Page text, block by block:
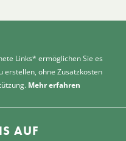
Links* ermöglichen Sie es
erstellen, ohne Zusatzkosten
Mehr erfahren
AUF